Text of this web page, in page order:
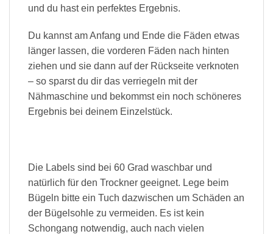
und du hast ein perfektes Ergebnis.
Du kannst am Anfang und Ende die Fäden etwas
länger lassen, die vorderen Fäden nach hinten
ziehen und sie dann auf der Rückseite verknoten
– so sparst du dir das verriegeln mit der
Nähmaschine und bekommst ein noch schöneres
Ergebnis bei deinem Einzelstück.
Die Labels sind bei 60 Grad waschbar und
natürlich für den Trockner geeignet. Lege beim
Bügeln bitte ein Tuch dazwischen um Schäden an
der Bügelsohle zu vermeiden. Es ist kein
Schongang notwendig, auch nach vielen